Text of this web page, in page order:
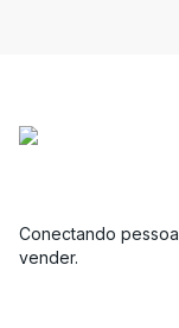
Conectando
vender.